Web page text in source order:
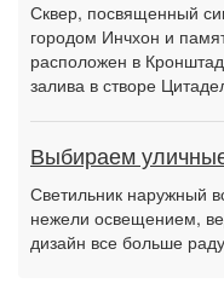
Сквер, посвященный
городом Инчхон и
расположен в
залива в створе
Выбираем
Светильник наружный
нежели освещением,
дизайн все больше